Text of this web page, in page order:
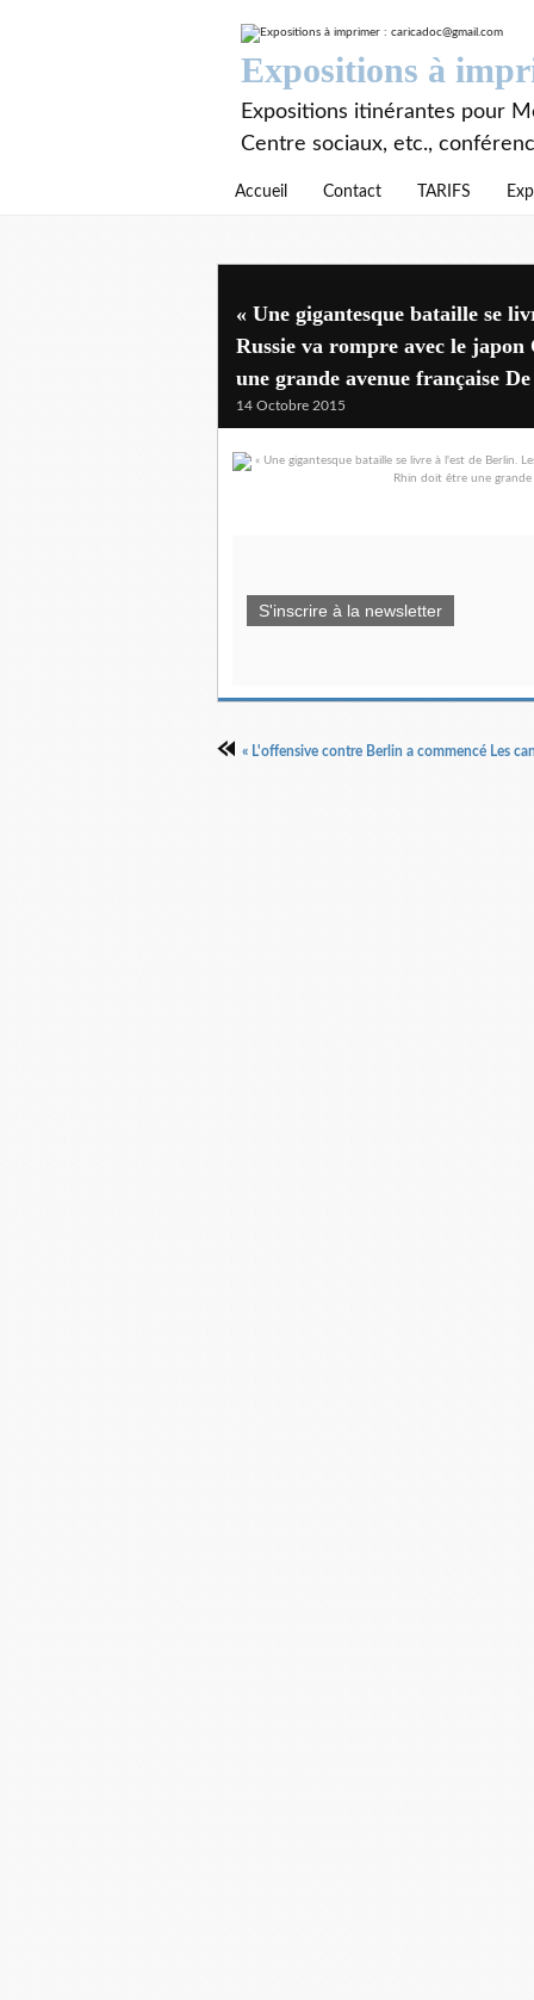
Expositions à
Expositions itinérantes pour
Centre sociaux, etc.,
Accueil Contact TARIFS
« Une gigantesque bataille se
Russie va rompre avec le
une grande avenue française
14 Octobre 2015
S'inscrire à la newsletter